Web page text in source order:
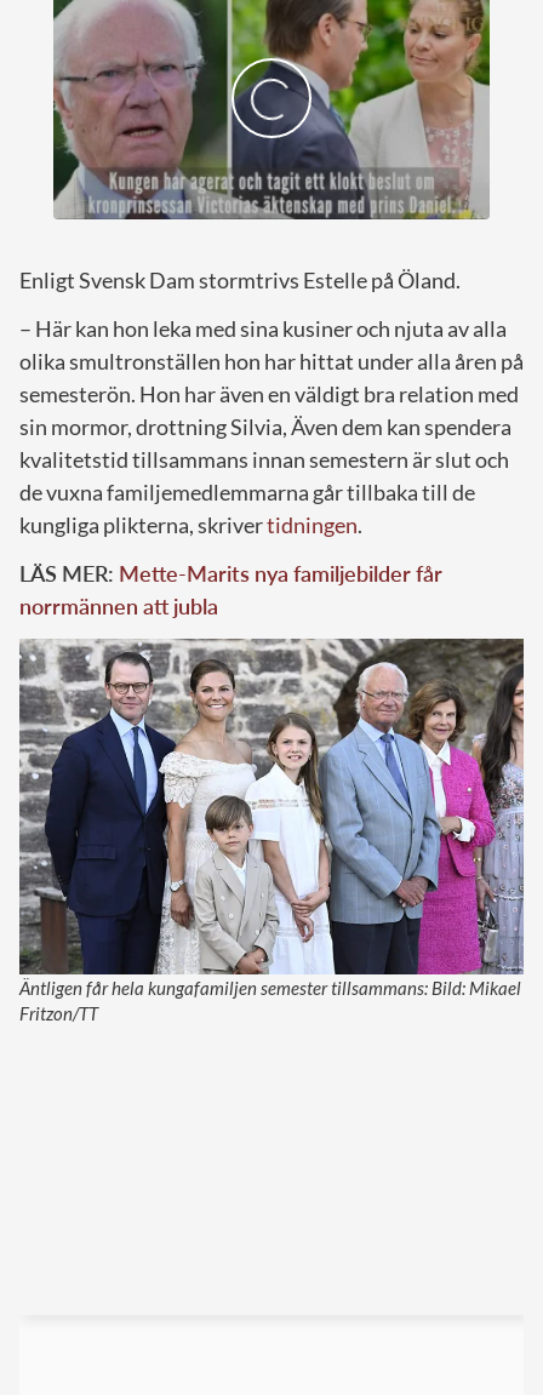
Enligt Svensk Dam stormtrivs Estelle på Öland.
– Här kan hon leka med sina kusiner och njuta av alla
olika smultronställen hon har hittat under alla åren på
semesterön. Hon har även en väldigt bra relation med
sin mormor, drottning Silvia, Även dem kan spendera
kvalitetstid tillsammans innan semestern är slut och
de vuxna familjemedlemmarna går tillbaka till de
kungliga plikterna, skrivertidningen.
LÄS MER: Mette-Marits nya familjebilder får
norrmännen att jubla
Äntligen får hela kungafamiljen semester tillsammans: Bild: Mikael
Fritzon/TT